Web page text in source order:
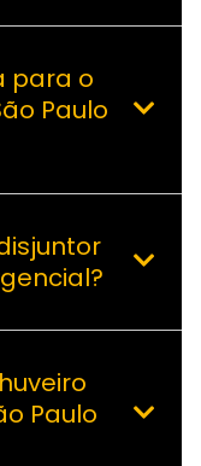
para o
Paulo
Paulo